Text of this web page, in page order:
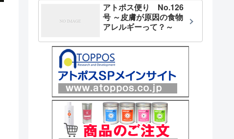
アトポス便り No.126
号 ～皮膚が原因の食物
アレルギーって？～